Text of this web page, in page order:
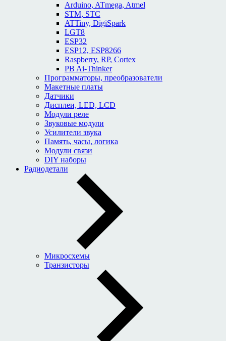
Arduino, ATmega, Atmel
STM, STC
ATTiny, DigiSpark
LGT8
ESP32
ESP12, ESP8266
Raspberry, RP, Cortex
PB Ai-Thinker
Программаторы, преобразователи
Макетные платы
Датчики
Дисплеи, LED, LCD
Модули реле
Звуковые модули
Усилители звука
Память, часы, логика
Модули связи
DIY наборы
Радиодетали
Микросхемы
Транзисторы